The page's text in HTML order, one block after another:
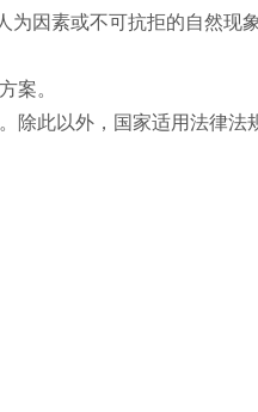
为因素或不可抗拒的自然现
案。
除此以外，国家适用法律法